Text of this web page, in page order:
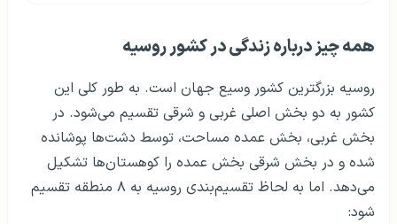
همه چیز درباره‌ زندگی در کشور روسیه
روسیه بزرگترین کشور وسیع جهان است. به طور کلی این
کشور به دو بخش اصلی غربی و شرقی تقسیم می‌شود. در
بخش غربی، بخش عمده مساحت، توسط دشت‌ها پوشانده
شده و در بخش شرقی بخش عمده‌ را کوهستان‌ها تشکیل
می‌دهد. اما به لحاظ تقسیم‌بندی روسیه به ۸ منطقه تقسیم
شود: